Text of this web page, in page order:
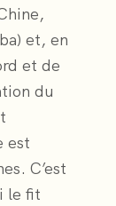
et, en
et de
du
est
C’est
le fit